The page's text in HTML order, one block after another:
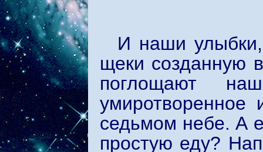
И наши
щеки созданную
поглощают
седьмом небе. А
простую еду?